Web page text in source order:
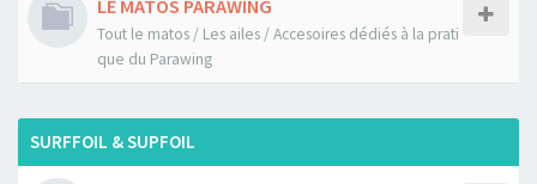
LE MATOS PARAWING
Tout le matos / Les ailes / Accesoires dédiés à la prati
que du Parawing
SURFFOIL & SUPFOIL